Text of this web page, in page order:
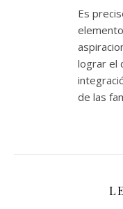
Es
lograr el
de las